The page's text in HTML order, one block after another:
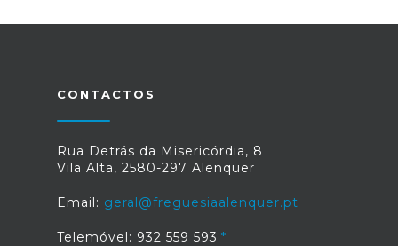
CONTACTOS
Rua Detrás da Misericórdia, 8
Vila Alta, 2580-297 Alenquer
Email: geral@freguesiaalenquer.pt
Telemóvel: 932 559 593